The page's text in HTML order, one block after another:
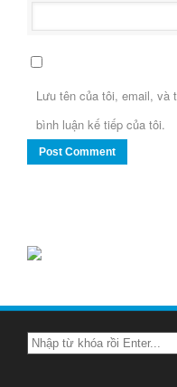
Lưu tên của tôi, email, và
bình luận kế tiếp của tôi.